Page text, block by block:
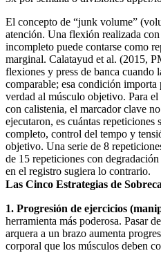
El concepto de “junk volume”
atención. Una flexión realizada
incompleto puede contarse como
marginal. Calatayud et al. (2015,
flexiones y press de banca cuando
comparable; esa condición
verdad al músculo objetivo. Para
con calistenia, el marcador clave
ejecutaron, es cuántas repeticiones
completo, control del tempo y
objetivo. Una serie de 8
de 15 repeticiones con
en el registro sugiera lo contrario.
Las Cinco Estrategias de
1. Progresión de ejercicios
herramienta más poderosa. Pasar
arquera a un brazo aumenta
corporal que los músculos deben